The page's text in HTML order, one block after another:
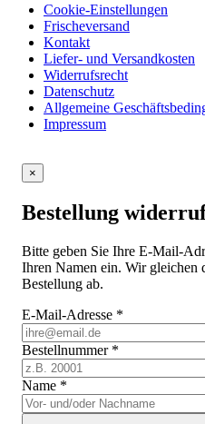
Cookie-Einstellungen
Frischeversand
Kontakt
Liefer- und Versandkosten
Widerrufsrecht
Datenschutz
Allgemeine
Impressum
×
Bestellung
Bitte geben Sie Ihre E-Mail-
Ihren Namen ein. Wir gleichen
Bestellung ab.
E-Mail-Adresse *
Bestellnummer *
Name *